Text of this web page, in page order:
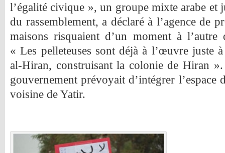
l’égalité civique », un groupe mixte arabe et
du rassemblement, a déclaré à l’agence de
maisons risquaient d’un moment à l’autre
« Les pelleteuses sont déjà à l’œuvre juste
al-Hiran, construisant la colonie de Hiran
gouvernement prévoyait d’intégrer
voisine de Yatir.